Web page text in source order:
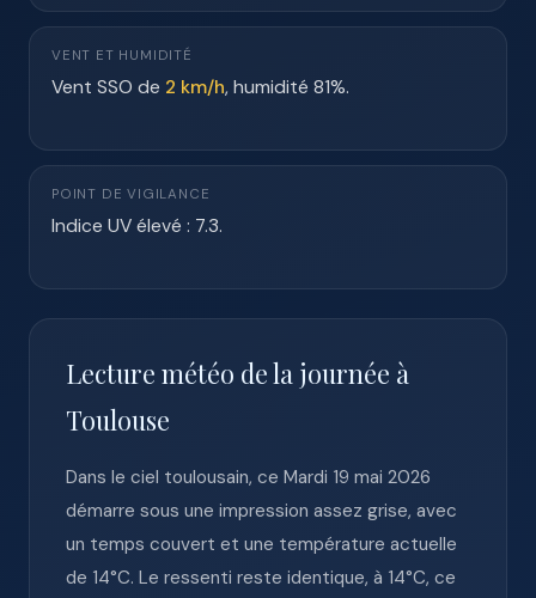
VENT ET HUMIDITÉ
Vent SSO de 2 km/h, humidité 81%.
POINT DE VIGILANCE
Indice UV élevé : 7.3.
Lecture météo de la journée à
Toulouse
Dans le ciel toulousain, ce Mardi 19 mai 2026
démarre sous une impression assez grise, avec
un temps couvert et une température actuelle
de 14°C. Le ressenti reste identique, à 14°C, ce